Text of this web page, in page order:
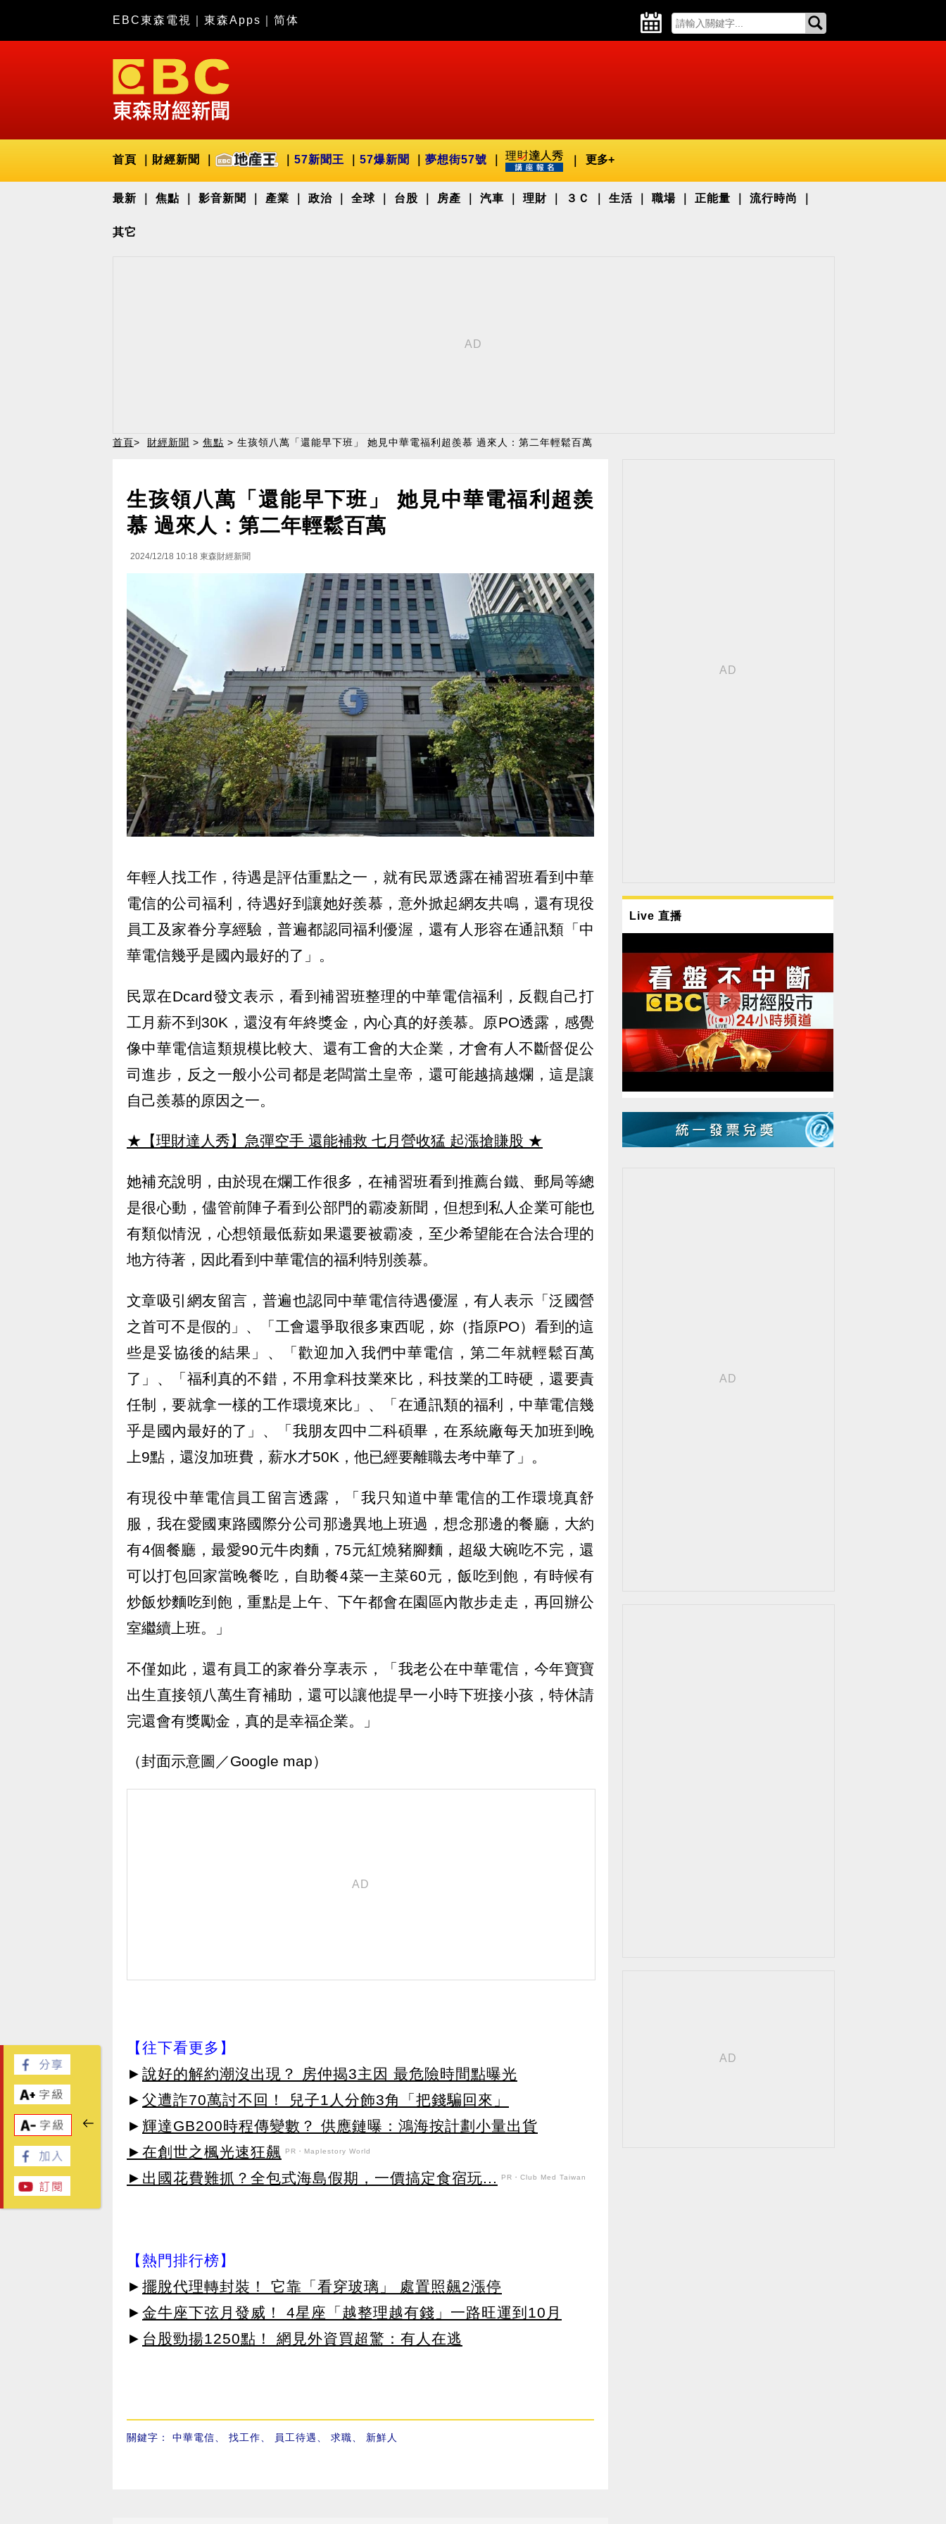
EBC東森電視 東森Apps 简体
首頁 財經新聞 57新聞王 57爆新聞 夢想街57號 更多+
最新 焦點 影音新聞 產業 政治 全球 台股 房產 汽車 理財 ３Ｃ 生活 職場 正能量 流行時尚
其它
首頁> 財經新聞 > 焦點 > 生孩領八萬「還能早下班」 她見中華電福利超羨慕 過來人：第二年輕鬆百萬
生孩領八萬「還能早下班」 她見中華電福利超羨
慕 過來人：第二年輕鬆百萬
2024/12/18 10:18 東森財經新聞
年輕人找工作，待遇是評估重點之一，就有民眾透露在補習班看到中華
電信的公司福利，待遇好到讓她好羨慕，意外掀起網友共鳴，還有現役
員工及家眷分享經驗，普遍都認同福利優渥，還有人形容在通訊類「中
華電信幾乎是國內最好的了」。
民眾在Dcard發文表示，看到補習班整理的中華電信福利，反觀自己打
工月薪不到30K，還沒有年終獎金，內心真的好羨慕。原PO透露，感覺
像中華電信這類規模比較大、還有工會的大企業，才會有人不斷督促公
司進步，反之一般小公司都是老闆當土皇帝，還可能越搞越爛，這是讓
自己羨慕的原因之一。
★【理財達人秀】急彈空手 還能補救 七月營收猛 起漲搶賺股 ★
她補充說明，由於現在爛工作很多，在補習班看到推薦台鐵、郵局等總
是很心動，儘管前陣子看到公部門的霸凌新聞，但想到私人企業可能也
有類似情況，心想領最低薪如果還要被霸凌，至少希望能在合法合理的
地方待著，因此看到中華電信的福利特別羨慕。
文章吸引網友留言，普遍也認同中華電信待遇優渥，有人表示「泛國營
之首可不是假的」、「工會還爭取很多東西呢，妳（指原PO）看到的這
些是妥協後的結果」、「歡迎加入我們中華電信，第二年就輕鬆百萬
了」、「福利真的不錯，不用拿科技業來比，科技業的工時硬，還要責
任制，要就拿一樣的工作環境來比」、「在通訊類的福利，中華電信幾
乎是國內最好的了」、「我朋友四中二科碩畢，在系統廠每天加班到晚
上9點，還沒加班費，薪水才50K，他已經要離職去考中華了」。
有現役中華電信員工留言透露，「我只知道中華電信的工作環境真舒
服，我在愛國東路國際分公司那邊異地上班過，想念那邊的餐廳，大約
有4個餐廳，最愛90元牛肉麵，75元紅燒豬腳麵，超級大碗吃不完，還
可以打包回家當晚餐吃，自助餐4菜一主菜60元，飯吃到飽，有時候有
炒飯炒麵吃到飽，重點是上午、下午都會在園區內散步走走，再回辦公
室繼續上班。」
不僅如此，還有員工的家眷分享表示，「我老公在中華電信，今年寶寶
出生直接領八萬生育補助，還可以讓他提早一小時下班接小孩，特休請
完還會有獎勵金，真的是幸福企業。」
（封面示意圖／Google map）
【往下看更多】
► 說好的解約潮沒出現？ 房仲揭3主因 最危險時間點曝光
► 父遭詐70萬討不回！ 兒子1人分飾3角「把錢騙回來」
► 輝達GB200時程傳變數？ 供應鏈曝：鴻海按計劃小量出貨
►在創世之楓光速狂飆
PR・Maplestory World
►出國花費難抓？全包式海島假期，一價搞定食宿玩... PR・Club Med Taiwan
【熱門排行榜】
► 擺脫代理轉封裝！ 它靠「看穿玻璃」 處置照飆2漲停
► 金牛座下弦月發威！ 4星座「越整理越有錢」一路旺運到10月
► 台股勁揚1250點！ 網見外資買超驚：有人在逃
關鍵字： 中華電信、 找工作、 員工待遇、 求職、 新鮮人
Live 直播